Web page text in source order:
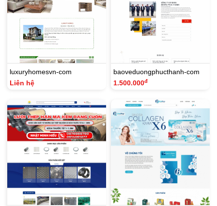
luxuryhomesvn-com
Liên hệ
baoveduongphucthanh-com
1.500.000đ